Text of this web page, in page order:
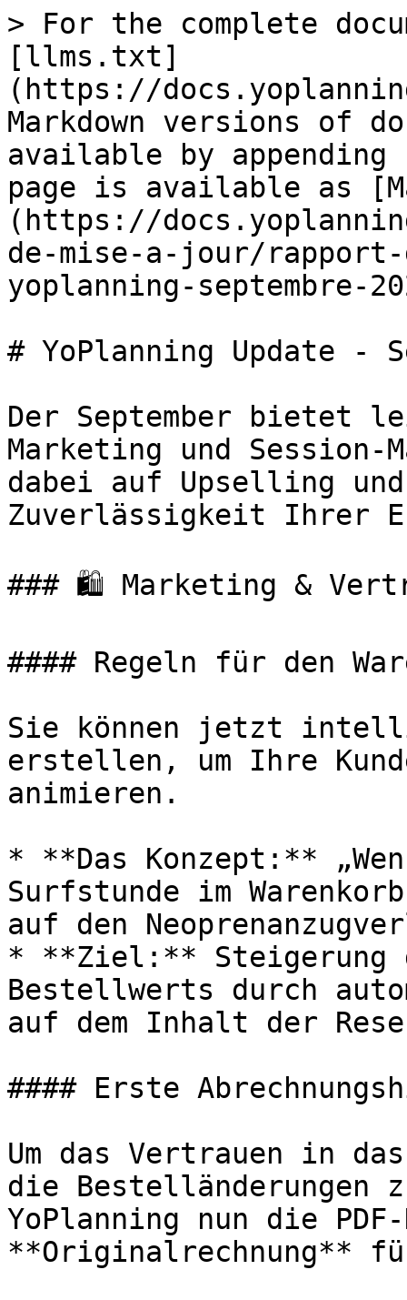
> For the complete
[llms.txt]
(https://
Markdown versions of
available by
page is available as
(https://
de-mise-a-jour/
yoplanning-septembre-
# YoPlanning Update -
Der September bietet
Marketing und Session-
dabei auf Upselling
Zuverlässigkeit Ihrer E-
### 🛍️ Marketing &
#### Regeln für den
Sie können jetzt
erstellen, um Ihre
animieren.
* **Das Konzept:**
Surfstunde im
auf den
* **Ziel:** Steigerung
Bestellwerts durch
auf dem Inhalt der
#### Erste
Um das Vertrauen in
die Bestelländerungen
YoPlanning nun die
**Originalrechnung**